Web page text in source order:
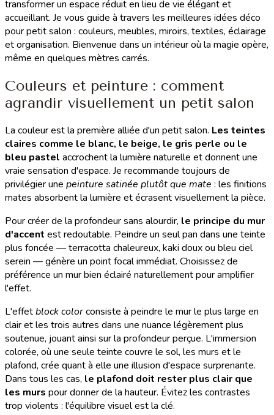
transformer un espace réduit en lieu de vie élégant et
accueillant. Je vous guide à travers les meilleures idées déco
pour petit salon : couleurs, meubles, miroirs, textiles, éclairage
et organisation. Bienvenue dans un intérieur où la magie opère,
même en quelques mètres carrés.
Couleurs et peinture : comment
agrandir visuellement un petit salon
La couleur est la première alliée d'un petit salon. Les teintes
claires comme le blanc, le beige, le gris perle ou le
bleu pastel accrochent la lumière naturelle et donnent une
vraie sensation d'espace. Je recommande toujours de
privilégier une peinture satinée plutôt que mate : les finitions
mates absorbent la lumière et écrasent visuellement la pièce.
Pour créer de la profondeur sans alourdir, le principe du mur
d'accent est redoutable. Peindre un seul pan dans une teinte
plus foncée — terracotta chaleureux, kaki doux ou bleu ciel
serein — génère un point focal immédiat. Choisissez de
préférence un mur bien éclairé naturellement pour amplifier
l'effet.
L'effetblock colorconsiste à peindre le mur le plus large en
clair et les trois autres dans une nuance légèrement plus
soutenue, jouant ainsi sur la profondeur perçue. L'immersion
colorée, où une seule teinte couvre le sol, les murs et le
plafond, crée quant à elle une illusion d'espace surprenante.
Dans tous les cas, le plafond doit rester plus clair que
les murs pour donner de la hauteur. Évitez les contrastes
trop violents : l'équilibre visuel est la clé.